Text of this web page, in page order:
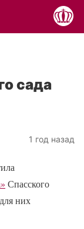
сада
1 год назад
Спасского
них